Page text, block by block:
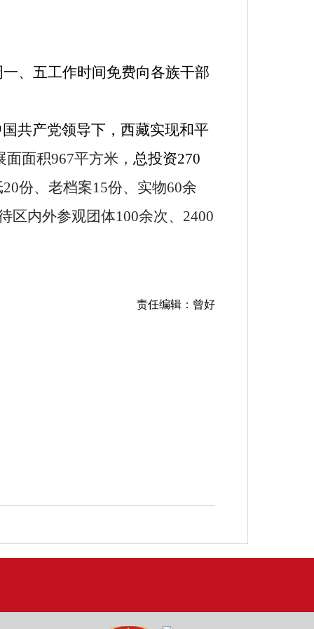
、五工作时间免费向各族干部
共产党领导下，西藏实现和平
面面积967平方米，总投资270
20份、老档案15份、实物60余
区内外参观团体100余次、 2400
责任编辑：曾好